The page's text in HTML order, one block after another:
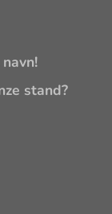
stand?